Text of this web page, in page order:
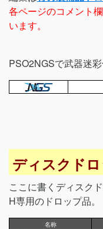
各ページのコメント
います。
PSO2NGSで武器迷彩
ディスクド
ここに書くディスク
H専用のドロップ品。
名称